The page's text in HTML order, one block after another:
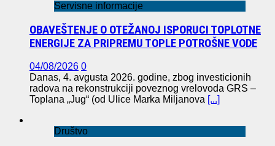
Servisne informacije
OBAVEŠTENJE O OTEŽANOJ ISPORUCI TOPLOTNE
ENERGIJE ZA PRIPREMU TOPLE POTROŠNE VODE
04/08/2026 0
Danas, 4. avgusta 2026. godine, zbog investicionih
radova na rekonstrukciji poveznog vrelovoda GRS –
Toplana „Jug“ (od Ulice Marka Miljanova [...]
Društvo